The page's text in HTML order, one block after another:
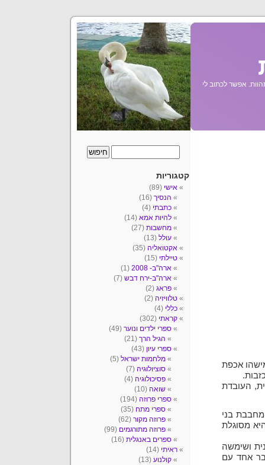
אפשר לכתוב לי
אכפת
העובדת
בני
מסוגלת
ושימשה
אחד עם
קטגוריות
אישי (89)
הנסיך (16)
כתבתי (4)
להיות אמא (14)
מחשבות (27)
עולל (13)
אקטואליה (35)
טיילתי (15)
ארה"ב- 2008
(1)
ארה"ב-ירח דבש (7)
פראג (2)
טלוויזיה (2)
כללי (4)
קראתי (302)
ספרי ילדים ונוער (49)
הגיל הרך (21)
ספרי עיון (43)
מלחמות ישראל (5)
סוציולוגיה (7)
פסיכולוגיה (4)
שואה (10)
ספרי פרוזה (194)
ספרי מתח (35)
פרוזה מקור (62)
פרוזה מתורגמים (99)
ספרים באנגלית (16)
ראיתי (14)
קולנוע (13)